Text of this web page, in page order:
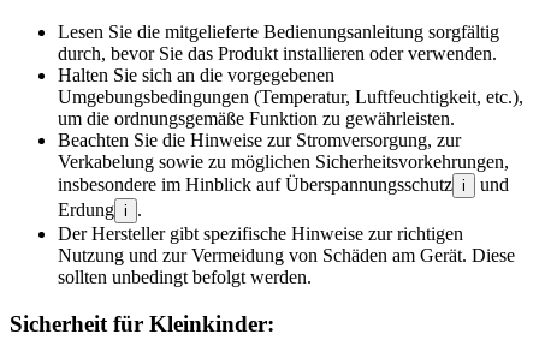
Lesen Sie die mitgelieferte Bedienungsanleitung sorgfältig
durch, bevor Sie das Produkt installieren oder verwenden.
Halten Sie sich an die vorgegebenen
Umgebungsbedingungen (Temperatur, Luftfeuchtigkeit, etc.),
um die ordnungsgemäße Funktion zu gewährleisten.
Beachten Sie die Hinweise zur Stromversorgung, zur
Verkabelung sowie zu möglichen Sicherheitsvorkehrungen,
insbesondere im Hinblick auf Überspannungsschutz i
und
Erdung i
.
Der Hersteller gibt spezifische Hinweise zur richtigen
Nutzung und zur Vermeidung von Schäden am Gerät. Diese
sollten unbedingt befolgt werden.
Sicherheit für Kleinkinder: